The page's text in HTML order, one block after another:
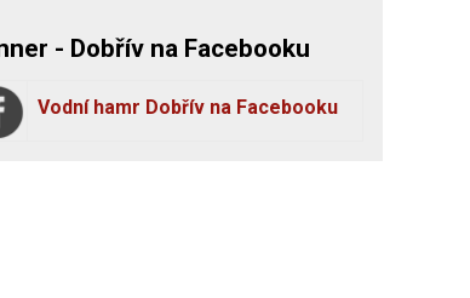
- Dobřív na Facebooku
Vodní hamr Dobřív na Facebooku